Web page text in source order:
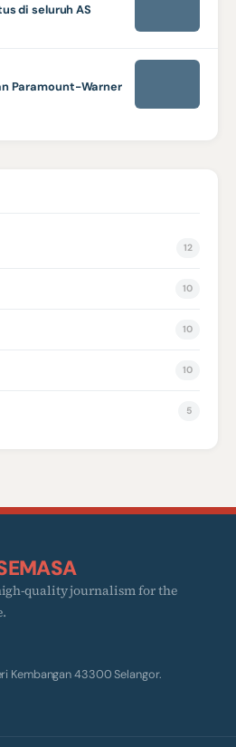
di seluruh AS
Paramount-Warner
12
10
10
10
5
quality journalism for the
Kembangan 43300 Selangor.